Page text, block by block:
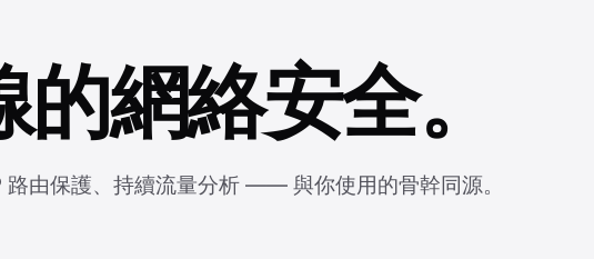
網絡安全。
路由保護、持續流量分析 —— 與你使用的骨幹同源。